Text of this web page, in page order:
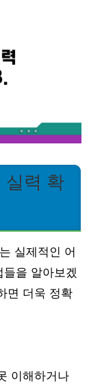
실력 확
실제적인 어
을 알아보겠
면 더욱 정확
이해하거나